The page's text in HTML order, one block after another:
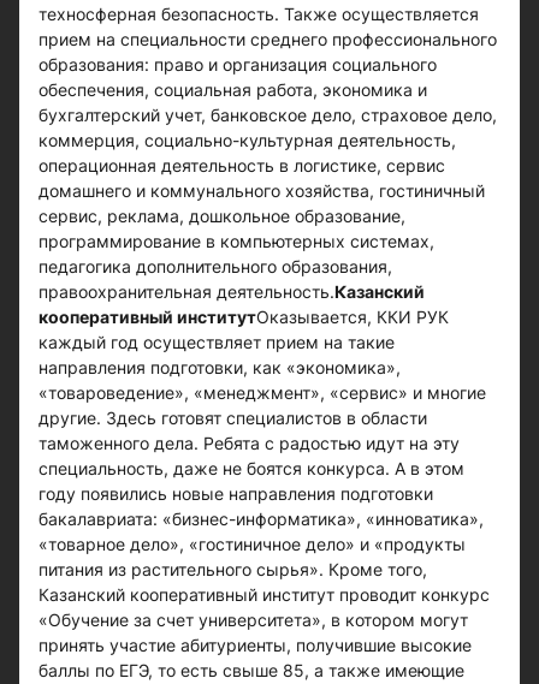
техносферная безопасность. Также осуществляется
прием на специальности среднего профессионального
образования: право и организация социального
обеспечения, социальная работа, экономика и
бухгалтерский учет, банковское дело, страховое дело,
коммерция, социально-культурная деятельность,
операционная деятельность в логистике, сервис
домашнего и коммунального хозяйства, гостиничный
сервис, реклама, дошкольное образование,
программирование в компьютерных системах,
педагогика дополнительного образования,
правоохранительная деятельность.Казанский
кооперативный институтОказывается, ККИ РУК
каждый год осуществляет прием на такие
направления подготовки, как «экономика»,
«товароведение», «менеджмент», «сервис» и многие
другие. Здесь готовят специалистов в области
таможенного дела. Ребята с радостью идут на эту
специальность, даже не боятся конкурса. А в этом
году появились новые направления подготовки
бакалавриата: «бизнес-информатика», «инноватика»,
«товарное дело», «гостиничное дело» и «продукты
питания из растительного сырья». Кроме того,
Казанский кооперативный институт проводит конкурс
«Обучение за счет университета», в котором могут
принять участие абитуриенты, получившие высокие
баллы по ЕГЭ, то есть свыше 85, а также имеющие